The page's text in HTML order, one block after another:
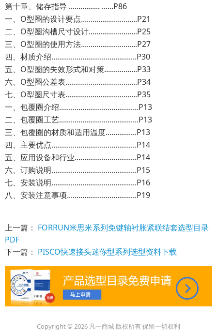
第十章、储存指导 ................ ......P86
一、O型圈的设计要点.............................P21
二、O型圈沟槽尺寸设计.........................P25
三、O型圈的使用方法.............................P27
四、材质介绍............................................P30
五、O型圈的失效形式和对策.................P33
六、O型圈公差表.....................................P34
七、O型圈尺寸表.....................................P35
一、包覆圈介绍.........................................P13
二、包覆圈工艺.........................................P13
三、包覆圈的材质和适用温度................P13
四、主要优点............................................P14
五、应用设备和行业................................P14
六、订购说明............................................P15
七、安装说明............................................P16
八、安装注意事项....................................P19
上一篇： FORRUN米思米系列免键轴衬胀紧联结套选型目录
PDF
下一篇： PISCO快速接头迷你型系列选型资料下载
Copyright © 2026 凡一商城 版权所有 保留一切权利